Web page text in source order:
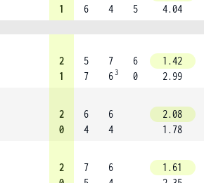
1
6
4
5
4.04
2
1
5
7
7
6 3
6
0
1.42
2.99
2
0
6
4
6
4
2.08
1.78
2
7
6
1.61